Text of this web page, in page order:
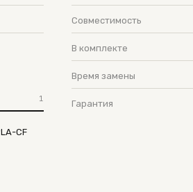
1
CF
Совместимость
В комплекте
Время замены
Гарантия